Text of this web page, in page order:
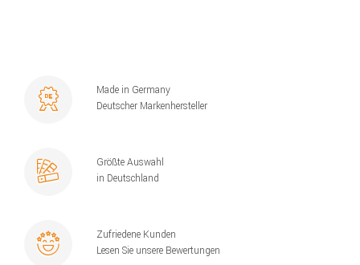
Made in Germany
Deutscher Markenhersteller
Größte Auswahl
in Deutschland
Zufriedene Kunden
Lesen Sie unsere Bewertungen